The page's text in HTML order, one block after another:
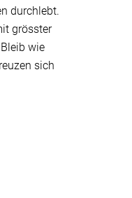
durchlebt.
grösster
wie
sich